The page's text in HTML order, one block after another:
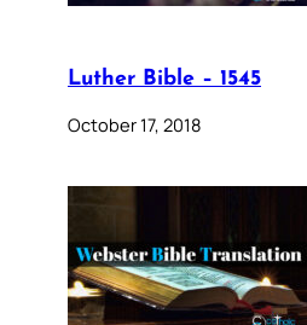
Luther Bible – 1545
October 17, 2018